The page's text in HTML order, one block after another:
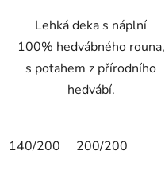
Lehká deka s náplní
100% hedvábného rouna,
s potahem z přírodního
hedvábí.
140/200 200/200